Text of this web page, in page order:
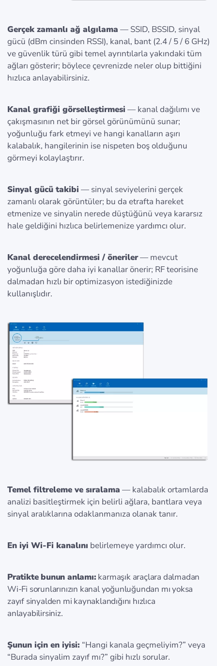
Gerçek zamanlı ağ algılama — SSID, BSSID, sinyal
gücü (dBm cinsinden RSSI), kanal, bant (2.4 / 5 / 6 GHz)
ve güvenlik türü gibi temel ayrıntılarla yakındaki tüm
ağları gösterir; böylece çevrenizde neler olup bittiğini
hızlıca anlayabilirsiniz.
Kanal grafiği görselleştirmesi — kanal dağılımı ve
çakışmasının net bir görsel görünümünü sunar;
yoğunluğu fark etmeyi ve hangi kanalların aşırı
kalabalık, hangilerinin ise nispeten boş olduğunu
görmeyi kolaylaştırır.
Sinyal gücü takibi — sinyal seviyelerini gerçek
zamanlı olarak görüntüler; bu da etrafta hareket
etmenize ve sinyalin nerede düştüğünü veya kararsız
hale geldiğini hızlıca belirlemenize yardımcı olur.
Kanal derecelendirmesi / öneriler— mevcut
yoğunluğa göre daha iyi kanallar önerir; RF teorisine
dalmadan hızlı bir optimizasyon istediğinizde
kullanışlıdır.
Temel filtreleme ve sıralama — kalabalık ortamlarda
analizi basitleştirmek için belirli ağlara, bantlara veya
sinyal aralıklarına odaklanmanıza olanak tanır.
En iyi Wi‑Fi kanalını belirlemeye yardımcı olur.
Pratikte bunun anlamı: karmaşık araçlara dalmadan
Wi‑Fi sorunlarınızın kanal yoğunluğundan mı yoksa
zayıf sinyalden mi kaynaklandığını hızlıca
anlayabilirsiniz.
Şunun için en iyisi: “Hangi kanala geçmeliyim?” veya
“Burada sinyalim zayıf mı?” gibi hızlı sorular.